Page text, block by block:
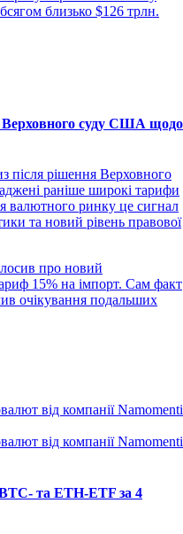
близько $126 трлн.
Верховного суду США щодо
рішення Верховного
раніше широкі тарифи
валютного ринку це сигнал
та новий рівень правової
про новий
15% на імпорт. Сам факт
очікування подальших
та ETH-ETF за 4